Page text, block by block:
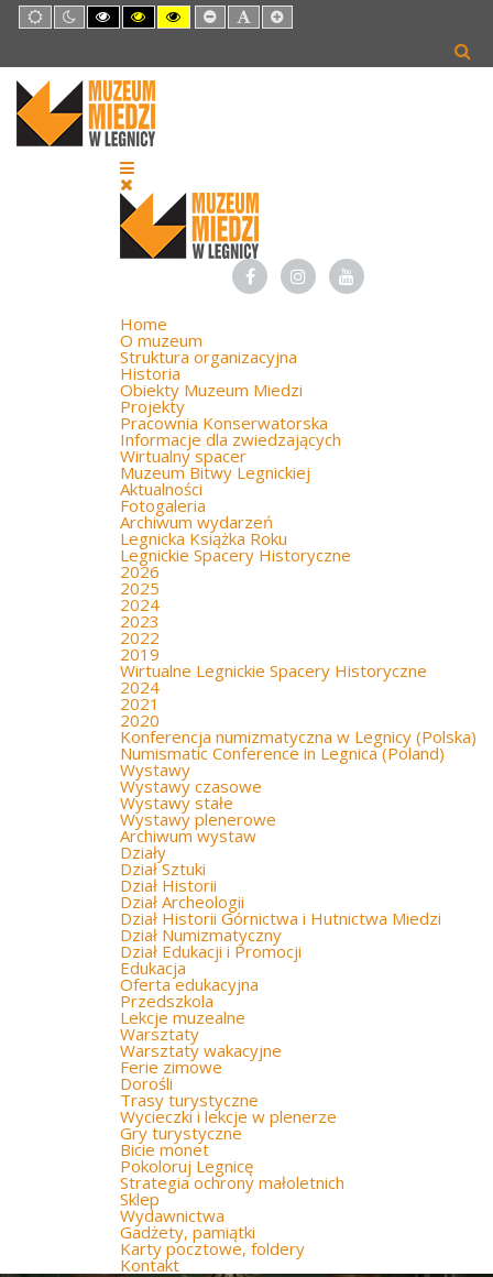
Default
mode
Night
mode
High
Contrast
mode
High
Contrast
mode
High
Contrast
mode
Set
Smaller
Set
Default
Set
Larger
Home
O muzeum
Struktura organizacyjna
Historia
Obiekty Muzeum Miedzi
Projekty
Pracownia Konserwatorska
Informacje dla zwiedzających
Wirtualny spacer
Muzeum Bitwy Legnickiej
Aktualności
Fotogaleria
Archiwum wydarzeń
Legnicka Książka Roku
Legnickie Spacery Historyczne
2026
2025
2024
2023
2022
2019
Wirtualne Legnickie Spacery Historyczne
2024
2021
2020
Konferencja numizmatyczna w Legnicy (Polska)
Numismatic Conference in Legnica (Poland)
Wystawy
Wystawy czasowe
Wystawy stałe
Wystawy plenerowe
Archiwum wystaw
Działy
Dział Sztuki
Dział Historii
Dział Archeologii
Dział Historii Górnictwa i Hutnictwa Miedzi
Dział Numizmatyczny
Dział Edukacji i Promocji
Edukacja
Oferta edukacyjna
Przedszkola
Lekcje muzealne
Warsztaty
Warsztaty wakacyjne
Ferie zimowe
Dorośli
Trasy turystyczne
Wycieczki i lekcje w plenerze
Gry turystyczne
Bicie monet
Pokoloruj Legnicę
Strategia ochrony małoletnich
Sklep
Wydawnictwa
Gadżety, pamiątki
Karty pocztowe, foldery
Kontakt